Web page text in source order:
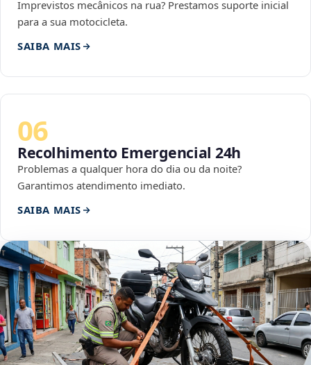
Imprevistos mecânicos na rua? Prestamos suporte inicial
para a sua motocicleta.
SAIBA MAIS
06
Recolhimento Emergencial 24h
Problemas a qualquer hora do dia ou da noite?
Garantimos atendimento imediato.
SAIBA MAIS